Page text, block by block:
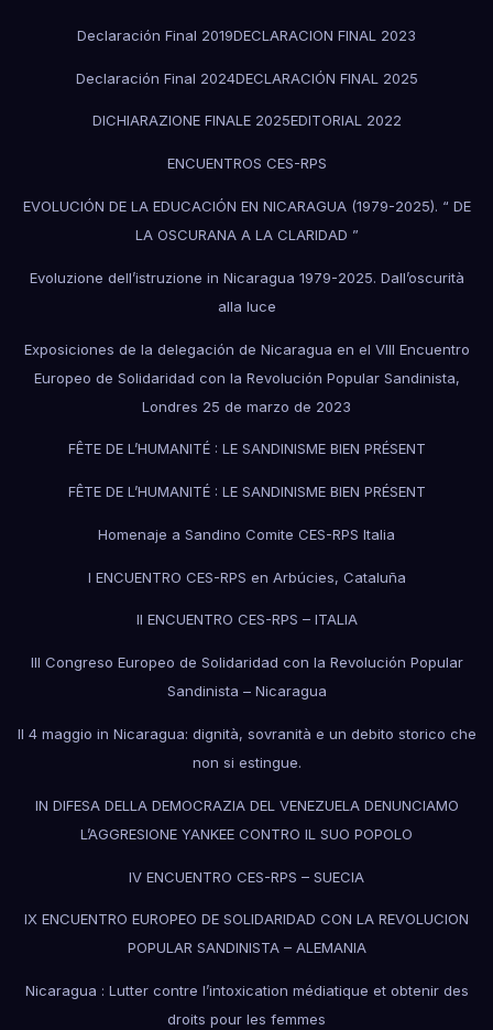
Declaración Final 2019DECLARACION FINAL 2023
Declaración Final 2024DECLARACIÓN FINAL 2025
DICHIARAZIONE FINALE 2025EDITORIAL 2022
ENCUENTROS CES-RPS
EVOLUCIÓN DE LA EDUCACIÓN EN NICARAGUA (1979-2025). “ DE
LA OSCURANA A LA CLARIDAD ”
Evoluzione dell’istruzione in Nicaragua 1979-2025. Dall’oscurità
alla luce
Exposiciones de la delegación de Nicaragua en el VIII Encuentro
Europeo de Solidaridad con la Revolución Popular Sandinista,
Londres 25 de marzo de 2023
FÊTE DE L’HUMANITÉ : LE SANDINISME BIEN PRÉSENT
FÊTE DE L’HUMANITÉ : LE SANDINISME BIEN PRÉSENT
Homenaje a Sandino Comite CES-RPS Italia
I ENCUENTRO CES-RPS en Arbúcies, Cataluña
II ENCUENTRO CES-RPS – ITALIA
III Congreso Europeo de Solidaridad con la Revolución Popular
Sandinista – Nicaragua
Il 4 maggio in Nicaragua: dignità, sovranità e un debito storico che
non si estingue.
IN DIFESA DELLA DEMOCRAZIA DEL VENEZUELA DENUNCIAMO
L’AGGRESIONE YANKEE CONTRO IL SUO POPOLO
IV ENCUENTRO CES-RPS – SUECIA
IX ENCUENTRO EUROPEO DE SOLIDARIDAD CON LA REVOLUCION
POPULAR SANDINISTA – ALEMANIA
Nicaragua : Lutter contre l’intoxication médiatique et obtenir des
droits pour les femmes